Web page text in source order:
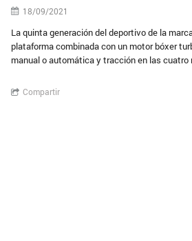
18/09/2021
La quinta generación del deportivo de la
plataforma combinada con un motor bóxer
manual o automática y tracción en las cuatro
Compartir